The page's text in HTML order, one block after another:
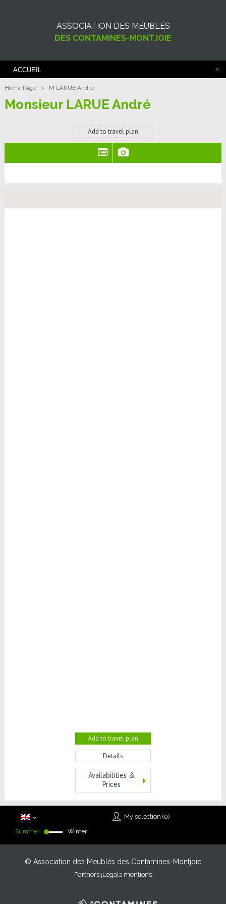
ASSOCIATION DES MEUBLÉS
DES CONTAMINES-MONTJOIE
ACCUEIL
Home Page > M LARUE André
Monsieur LARUE André
Add to travel plan
Add to travel plan
Details
Availabilities &
Prices
My selection (0)
Summer Winter
© Association des Meublés des Contamines-Montjoie
Partners Legals mentions